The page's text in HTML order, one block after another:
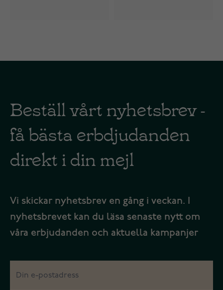
Beställ vårt nyhetsbrev -
få bästa erbdjudanden
direkt i din mejl
Vi skickar nyhetsbrev en gång i veckan. I
nyhetsbrevet kan du läsa senaste nytt om
våra erbjudanden och aktuella kampanjer